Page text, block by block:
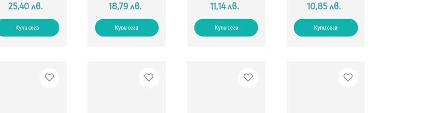
25,40 лв.
Купи сега
18,79 лв.
Купи сега
11,14 лв.
Купи сега
10,85 лв.
Купи сега